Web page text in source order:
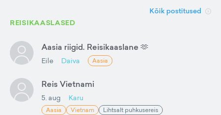
Kõik postitused
REISIKAASLASED
Aasia riigid. Reisikaaslane 🫶
Eile Daiva Aasia
Reis Vietnami
5. aug Karu
Aasia Vietnam Lihtsalt puhkusereis